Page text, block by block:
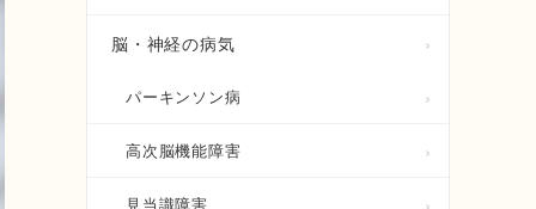
脳・神経の病気
パーキンソン病
高次脳機能障害
見当識障害